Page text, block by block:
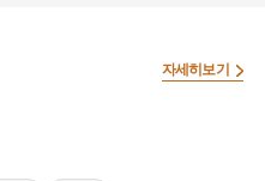
자세히보기